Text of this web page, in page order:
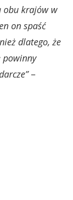
obu krajów w
on spaść
dlatego, że
–